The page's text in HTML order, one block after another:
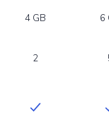
4 GB 6
2